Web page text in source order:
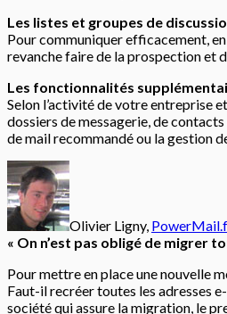
Les listes et groupes de
Pour communiquer efficacement,
revanche faire de la prospection et
Les fonctionnalités
Selon l’activité de votre entreprise
dossiers de messagerie, de
de mail recommandé ou la gestion
Olivier Ligny,
« On n’est pas obligé de migrer
Pour mettre en place une nouvelle
Faut-il recréer toutes les adresses
société qui assure la migration, le